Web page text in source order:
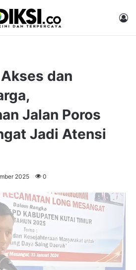
dan
Jalan Poros
Jadi Atensi
2025 0